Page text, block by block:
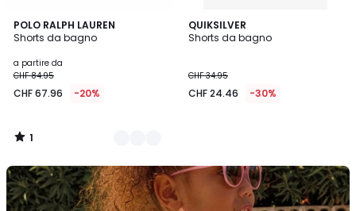
POLO RALPH LAUREN
Shorts da bagno
a partire da
CHF 84.95
CHF 67.96 -20%
1
/
4
Colori
1
/
QUIKSILVER
Shorts da bagno
CHF 34.95
CHF 24.46 -30%
Scopra
il
brand